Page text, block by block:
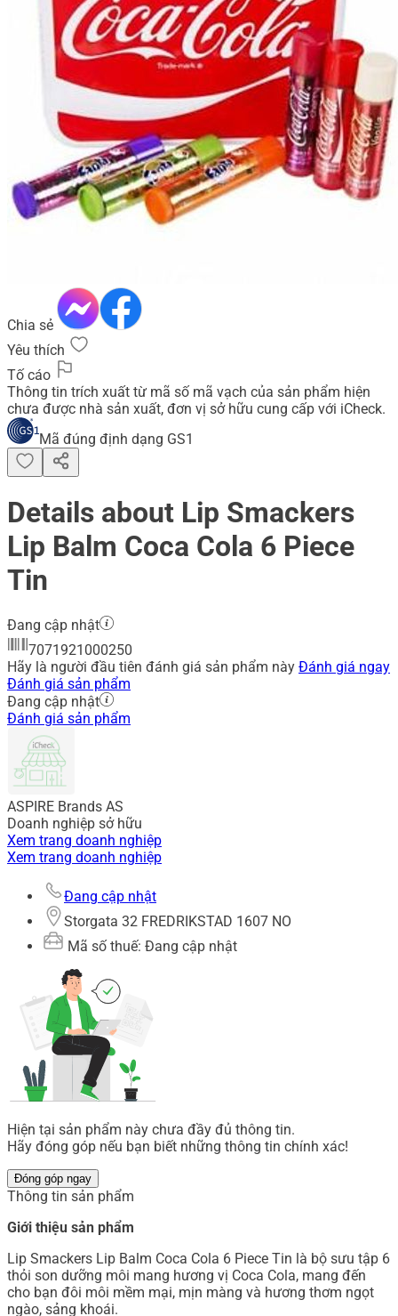
Chia sẻ
Yêu thích
Tố cáo
Thông tin trích xuất từ mã số mã vạch của sản phẩm hiện
chưa được nhà sản xuất, đơn vị sở hữu cung cấp với iCheck.
Mã đúng định dạng GS1
Details about Lip Smackers
Lip Balm Coca Cola 6 Piece
Tin
Đang cập nhật
7071921000250
Hãy là người đầu tiên đánh giá sản phẩm này Đánh giá ngay
Đánh giá sản phẩm
Đang cập nhật
Đánh giá sản phẩm
ASPIRE Brands AS
Doanh nghiệp sở hữu
Xem trang doanh nghiệp
Xem trang doanh nghiệp
Đang cập nhật
Storgata 32 FREDRIKSTAD 1607 NO
Mã số thuế: Đang cập nhật
Hiện tại sản phẩm này chưa đầy đủ thông tin.
Hãy đóng góp nếu bạn biết những thông tin chính xác!
Đóng góp ngay
Thông tin sản phẩm
Giới thiệu sản phẩm
Lip Smackers Lip Balm Coca Cola 6 Piece Tin là bộ sưu tập 6
thỏi son dưỡng môi mang hương vị Coca Cola, mang đến
cho bạn đôi môi mềm mại, mịn màng và hương thơm ngọt
ngào, sảng khoái.